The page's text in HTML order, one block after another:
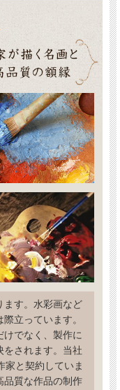
ます。水彩画など
立っています。
けでなく、製作に
をされます。当社
家と契約していま
品質な作品の制作